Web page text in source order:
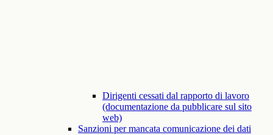
Dirigenti cessati dal rapporto di lavoro
(documentazione da pubblicare sul sito
web)
Sanzioni per mancata comunicazione dei dati